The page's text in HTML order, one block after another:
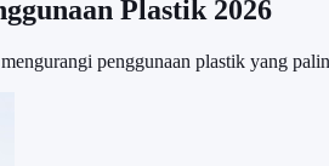
Plastik 2026
penggunaan plastik yang